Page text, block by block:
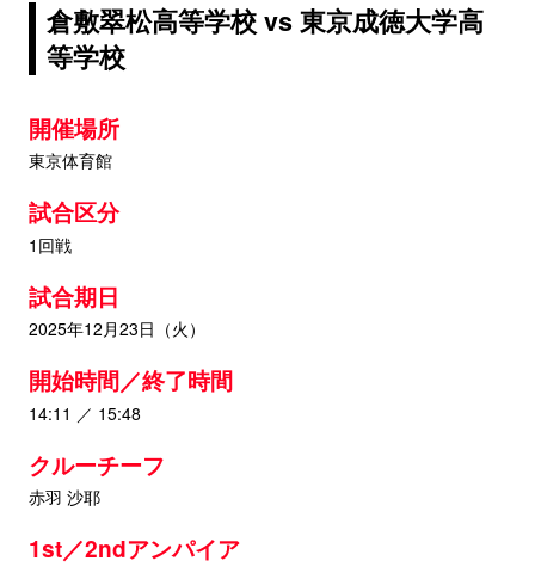
倉敷翠松高等学校 vs 東京成徳大学高
等学校
開催場所
東京体育館
試合区分
1回戦
試合期日
2025年12月23日（火）
開始時間／終了時間
14:11 ／ 15:48
クルーチーフ
赤羽 沙耶
1st／2ndアンパイア